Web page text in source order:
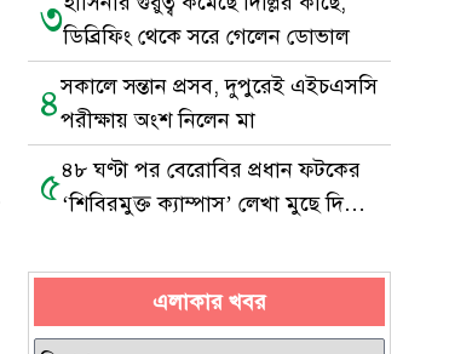
৩ডিব্রিফিং থেকে সরে গেলেন ডোভাল
৪সকালে সন্তান প্রসব, দুপুরেই এইচএসসি
পরীক্ষায় অংশ নিলেন মা
৫৪৮ ঘণ্টা পর বেরোবির প্রধান ফটকের
‘শিবিরমুক্ত ক্যাম্পাস’ লেখা মুছে দিল
এলাকার খবর